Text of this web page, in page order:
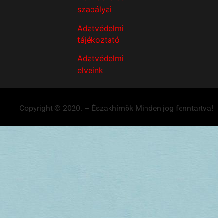
szabályai
Adatvédelmi
tájékoztató
Adatvédelmi
elveink
Copyright © 2020. – Északhírnök Minden jog fenntartva!